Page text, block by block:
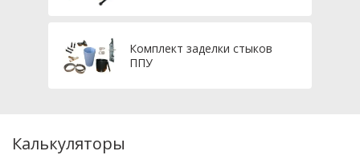
Комплект заделки стыков
ППУ
Калькуляторы